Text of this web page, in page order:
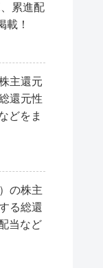
累進配
載！
主還元
還元性
どをま
の株主
る総還
当など